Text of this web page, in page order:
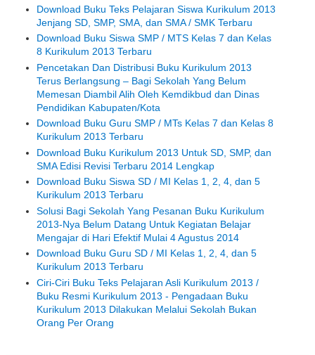
Download Buku Teks Pelajaran Siswa Kurikulum 2013
Jenjang SD, SMP, SMA, dan SMA / SMK Terbaru
Download Buku Siswa SMP / MTS Kelas 7 dan Kelas
8 Kurikulum 2013 Terbaru
Pencetakan Dan Distribusi Buku Kurikulum 2013
Terus Berlangsung – Bagi Sekolah Yang Belum
Memesan Diambil Alih Oleh Kemdikbud dan Dinas
Pendidikan Kabupaten/Kota
Download Buku Guru SMP / MTs Kelas 7 dan Kelas 8
Kurikulum 2013 Terbaru
Download Buku Kurikulum 2013 Untuk SD, SMP, dan
SMA Edisi Revisi Terbaru 2014 Lengkap
Download Buku Siswa SD / MI Kelas 1, 2, 4, dan 5
Kurikulum 2013 Terbaru
Solusi Bagi Sekolah Yang Pesanan Buku Kurikulum
2013-Nya Belum Datang Untuk Kegiatan Belajar
Mengajar di Hari Efektif Mulai 4 Agustus 2014
Download Buku Guru SD / MI Kelas 1, 2, 4, dan 5
Kurikulum 2013 Terbaru
Ciri-Ciri Buku Teks Pelajaran Asli Kurikulum 2013 /
Buku Resmi Kurikulum 2013 - Pengadaan Buku
Kurikulum 2013 Dilakukan Melalui Sekolah Bukan
Orang Per Orang